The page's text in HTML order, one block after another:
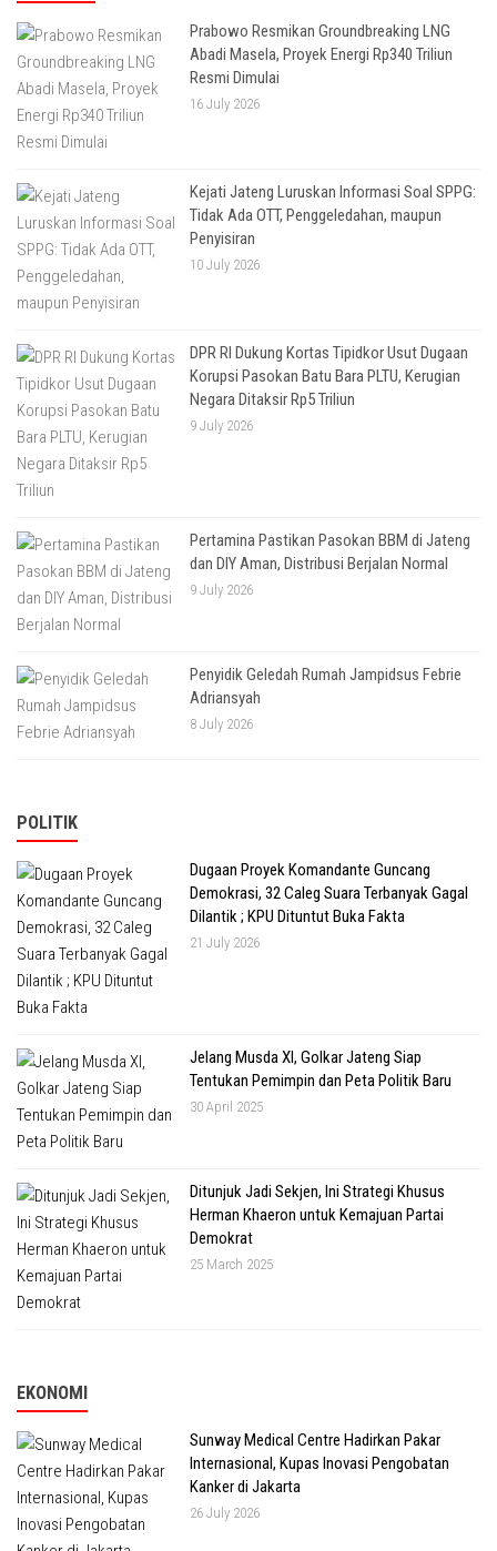
Prabowo Resmikan Groundbreaking LNG
Abadi Masela, Proyek Energi Rp340 Triliun
Resmi Dimulai
16 July 2026
Kejati Jateng Luruskan Informasi Soal SPPG:
Tidak Ada OTT, Penggeledahan, maupun
Penyisiran
10 July 2026
DPR RI Dukung Kortas Tipidkor Usut Dugaan
Korupsi Pasokan Batu Bara PLTU, Kerugian
Negara Ditaksir Rp5 Triliun
9 July 2026
Pertamina Pastikan Pasokan BBM di Jateng
dan DIY Aman, Distribusi Berjalan Normal
9 July 2026
Penyidik Geledah Rumah Jampidsus Febrie
Adriansyah
8 July 2026
POLITIK
Dugaan Proyek Komandante Guncang
Demokrasi, 32 Caleg Suara Terbanyak Gagal
Dilantik ; KPU Dituntut Buka Fakta
21 July 2026
Jelang Musda XI, Golkar Jateng Siap
Tentukan Pemimpin dan Peta Politik Baru
30 April 2025
Ditunjuk Jadi Sekjen, Ini Strategi Khusus
Herman Khaeron untuk Kemajuan Partai
Demokrat
25 March 2025
EKONOMI
Sunway Medical Centre Hadirkan Pakar
Internasional, Kupas Inovasi Pengobatan
Kanker di Jakarta
26 July 2026